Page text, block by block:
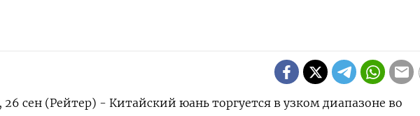
сен (Рейтер) - Китайский юань торгуется в узком диапазоне во